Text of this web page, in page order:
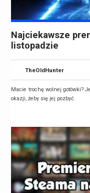
Najciekawsze
listopadzie
TheOldHunter
Macie trochę wolnej gotówki?
okazji, żeby się jej pozbyć.